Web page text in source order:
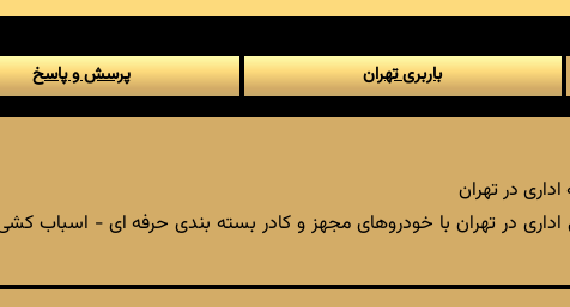
باربری تهران پرسش و پاسخ
در تهران
در تهران با خودروهای مجهز و کادر بسته بندی حرفه ای - اسباب